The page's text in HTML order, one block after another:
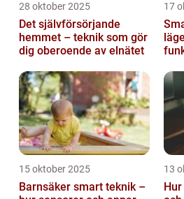
28 oktober 2025
Det självförsörjande
hemmet – teknik som gör
dig oberoende av elnätet
17
15 oktober 2025
Barnsäker smart teknik –
13